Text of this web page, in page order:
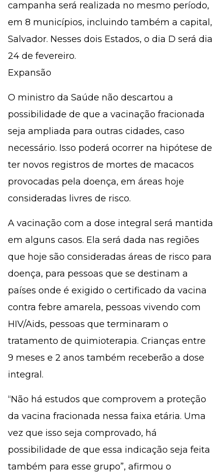
campanha será realizada no mesmo período,
em 8 municípios, incluindo também a capital,
Salvador. Nesses dois Estados, o dia D será dia
24 de fevereiro.
Expansão
O ministro da Saúde não descartou a
possibilidade de que a vacinação fracionada
seja ampliada para outras cidades, caso
necessário. Isso poderá ocorrer na hipótese de
ter novos registros de mortes de macacos
provocadas pela doença, em áreas hoje
consideradas livres de risco.
A vacinação com a dose integral será mantida
em alguns casos. Ela será dada nas regiões
que hoje são consideradas áreas de risco para
doença, para pessoas que se destinam a
países onde é exigido o certificado da vacina
contra febre amarela, pessoas vivendo com
HIV/Aids, pessoas que terminaram o
tratamento de quimioterapia. Crianças entre
9 meses e 2 anos também receberão a dose
integral.
“Não há estudos que comprovem a proteção
da vacina fracionada nessa faixa etária. Uma
vez que isso seja comprovado, há
possibilidade de que essa indicação seja feita
também para esse grupo”, afirmou o